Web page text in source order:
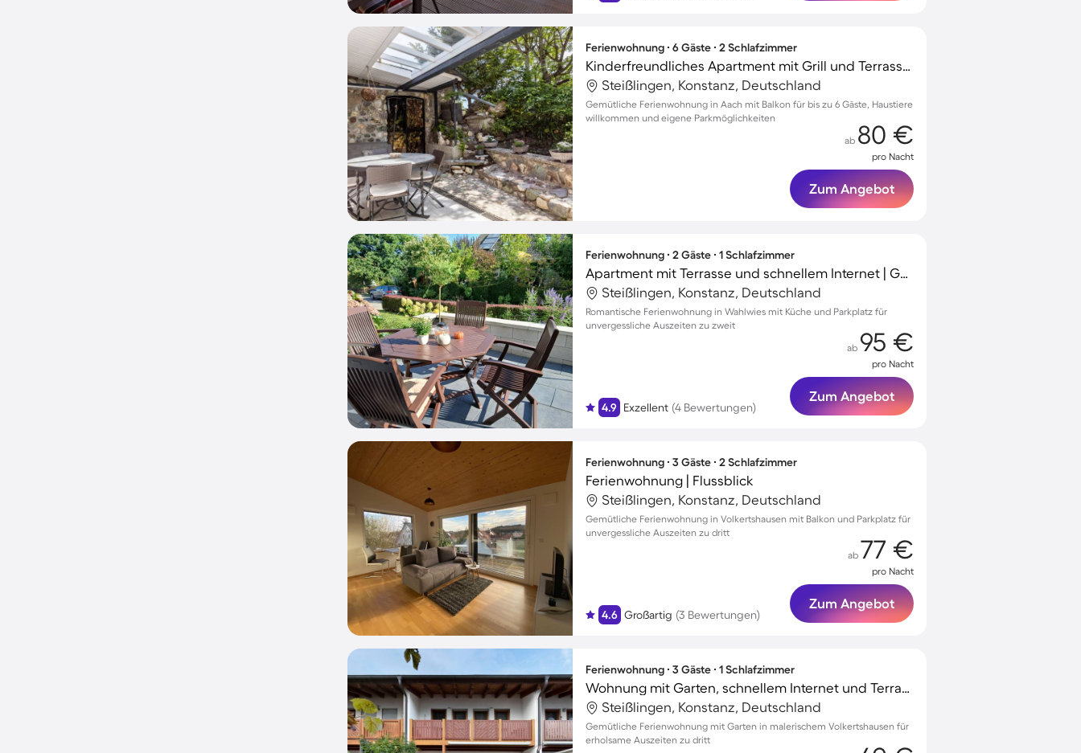
Ferienwohnung ∙ 6 Gäste ∙ 2 Schlafzimmer
Kinderfreundliches Apartment mit Grill und Terrasse | Haustierfreundlich
Steißlingen, Konstanz, Deutschland
Gemütliche Ferienwohnung in Aach mit Balkon für bis zu 6 Gäste, Haustiere
willkommen und eigene Parkmöglichkeiten
ab 80 €
pro Nacht
Zum Angebot
Ferienwohnung ∙ 2 Gäste ∙ 1 Schlafzimmer
Apartment mit Terrasse und schnellem Internet | Gartenblick
Steißlingen, Konstanz, Deutschland
Romantische Ferienwohnung in Wahlwies mit Küche und Parkplatz für
unvergessliche Auszeiten zu zweit
4.9 Exzellent (4 Bewertungen)
ab 95 €
pro Nacht
Zum Angebot
Ferienwohnung ∙ 3 Gäste ∙ 2 Schlafzimmer
Ferienwohnung | Flussblick
Steißlingen, Konstanz, Deutschland
Gemütliche Ferienwohnung in Volkertshausen mit Balkon und Parkplatz für
unvergessliche Auszeiten zu dritt
4.6 Großartig (3 Bewertungen)
ab 77 €
pro Nacht
Zum Angebot
Ferienwohnung ∙ 3 Gäste ∙ 1 Schlafzimmer
Wohnung mit Garten, schnellem Internet und Terrasse
Steißlingen, Konstanz, Deutschland
Gemütliche Ferienwohnung mit Garten in malerischem Volkertshausen für
erholsame Auszeiten zu dritt